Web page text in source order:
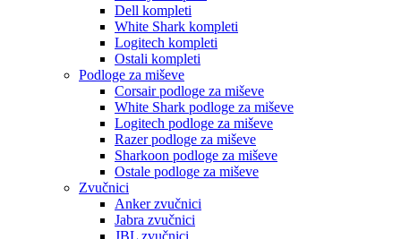
Dell kompleti
White Shark kompleti
Logitech kompleti
Ostali kompleti
Podloge za miševe
Corsair podloge za miševe
White Shark podloge za miševe
Logitech podloge za miševe
Razer podloge za miševe
Sharkoon podloge za miševe
Ostale podloge za miševe
Zvučnici
Anker zvučnici
Jabra zvučnici
JBL zvučnici